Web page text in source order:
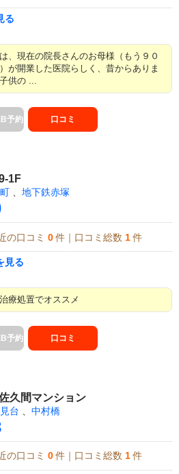
る
、現在の院長さんのお母様（もう９０
が開業した医院らしく、昔からありま
供の ...
予約 口コミ
1F
地下鉄赤塚
の口コミ 0 件｜口コミ総数 1 件
見る
療処置でオススメ
予約 口コミ
久間マンション
台 中村橋
の口コミ 0 件｜口コミ総数 1 件